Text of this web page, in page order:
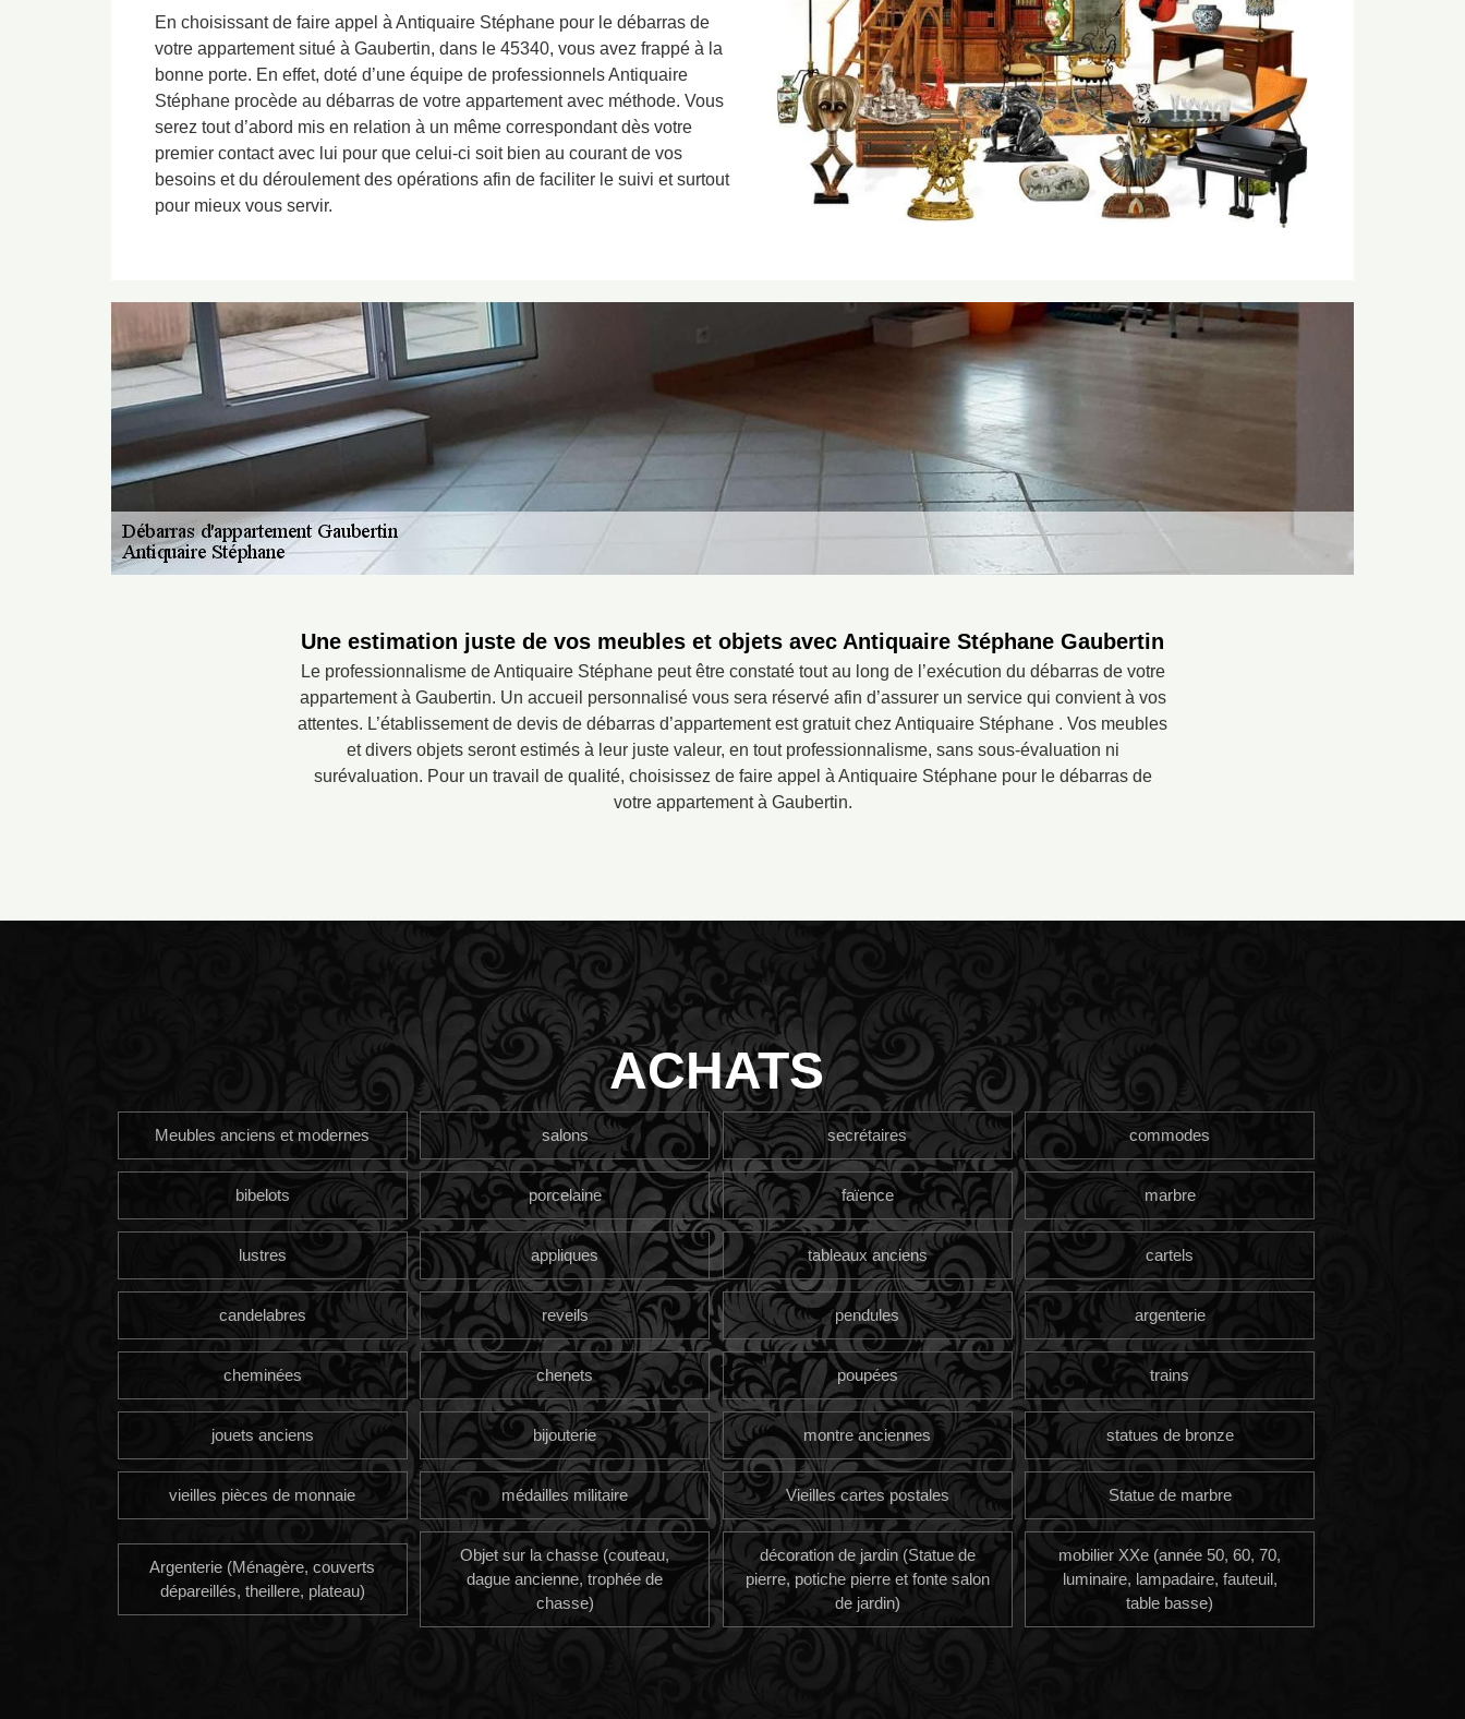
En choisissant de faire appel à Antiquaire Stéphane pour le débarras de
votre appartement situé à Gaubertin, dans le 45340, vous avez frappé à la
bonne porte. En effet, doté d’une équipe de professionnels Antiquaire
Stéphane procède au débarras de votre appartement avec méthode. Vous
serez tout d’abord mis en relation à un même correspondant dès votre
premier contact avec lui pour que celui-ci soit bien au courant de vos
besoins et du déroulement des opérations afin de faciliter le suivi et surtout
pour mieux vous servir.
Une estimation juste de vos meubles et objets avec Antiquaire Stéphane Gaubertin
Le professionnalisme de Antiquaire Stéphane peut être constaté tout au long de l’exécution du débarras de votre
appartement à Gaubertin. Un accueil personnalisé vous sera réservé afin d’assurer un service qui convient à vos
attentes. L’établissement de devis de débarras d’appartement est gratuit chez Antiquaire Stéphane . Vos meubles
et divers objets seront estimés à leur juste valeur, en tout professionnalisme, sans sous-évaluation ni
surévaluation. Pour un travail de qualité, choisissez de faire appel à Antiquaire Stéphane pour le débarras de
votre appartement à Gaubertin.
ACHATS
Meubles anciens et modernes salons secrétaires commodes
bibelots porcelaine faïence marbre
lustres appliques tableaux anciens cartels
candelabres reveils pendules argenterie
cheminées chenets poupées trains
jouets anciens bijouterie montre anciennes statues de bronze
vieilles pièces de monnaie médailles militaire Vieilles cartes postales Statue de marbre
Argenterie (Ménagère, couverts
dépareillés, theillere, plateau)
Objet sur la chasse (couteau,
dague ancienne, trophée de
chasse)
décoration de jardin (Statue de
pierre, potiche pierre et fonte salon
de jardin)
mobilier XXe (année 50, 60, 70,
luminaire, lampadaire, fauteuil,
table basse)